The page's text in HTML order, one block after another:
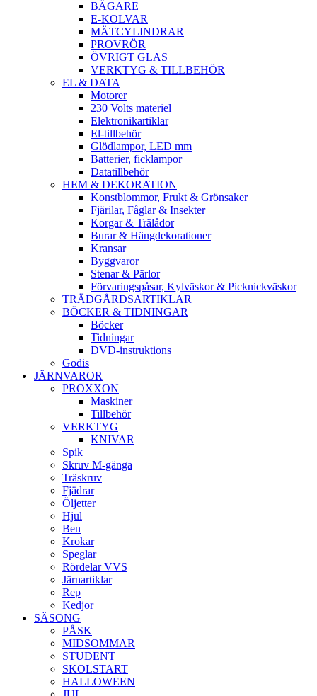
BÄGARE
E-KOLVAR
MÄTCYLINDRAR
PROVRÖR
ÖVRIGT GLAS
VERKTYG & TILLBEHÖR
EL & DATA
Motorer
230 Volts materiel
Elektronikartiklar
El-tillbehör
Glödlampor, LED mm
Batterier, ficklampor
Datatillbehör
HEM & DEKORATION
Konstblommor, Frukt & Grönsaker
Fjärilar, Fåglar & Insekter
Korgar & Trälådor
Burar & Hängdekorationer
Kransar
Byggvaror
Stenar & Pärlor
Förvaringspåsar, Kylväskor & Picknickväskor
TRÄDGÅRDSARTIKLAR
BÖCKER & TIDNINGAR
Böcker
Tidningar
DVD-instruktions
Godis
JÄRNVAROR
PROXXON
Maskiner
Tillbehör
VERKTYG
KNIVAR
Spik
Skruv M-gänga
Träskruv
Fjädrar
Öljetter
Hjul
Ben
Krokar
Speglar
Rördelar VVS
Järnartiklar
Rep
Kedjor
SÄSONG
PÅSK
MIDSOMMAR
STUDENT
SKOLSTART
HALLOWEEN